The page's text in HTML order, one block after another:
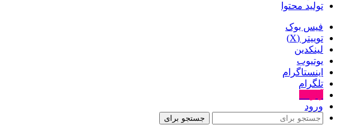
تولید محتوا
فیس بوک
توییتر (X)
لینکدین
یوتیوب
اینستاگرام
تلگرام
ورود
جستجو برای